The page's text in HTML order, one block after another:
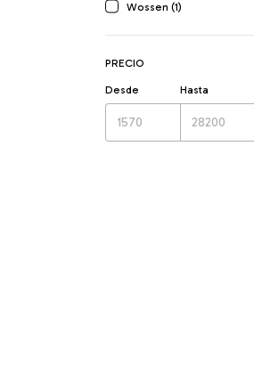
Wossen (1)
PRECIO
Desde Hasta